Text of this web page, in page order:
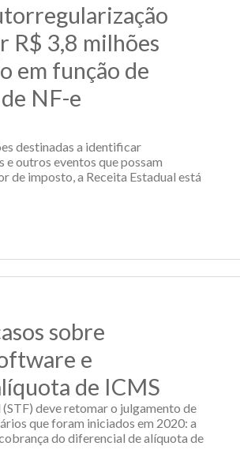
R$ 3,8 milhões
em função de
NF-e
destinadas a identificar
e outros eventos que possam
de imposto, a Receita Estadual está
sobre
e
de ICMS
deve retomar o julgamento de
que foram iniciados em 2020: a
do diferencial de alíquota de